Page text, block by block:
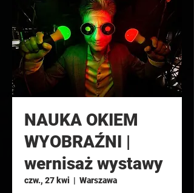
NAUKA OKIEM
WYOBRAŹNI |
wernisaż wystawy
czw., 27 kwi
  |
Warszawa